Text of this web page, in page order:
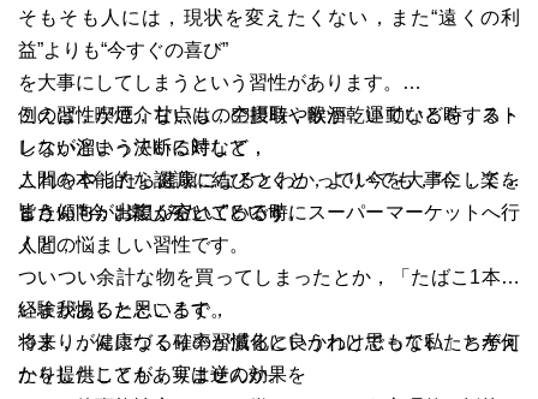
そもそも人には，現状を変えたくない，また“遠くの利
益”よりも“今すぐの喜び”
を大事にしてしまうという習性があります。
例えば，喫煙，甘いものの摂取，飲酒，運動などをする・
しないという決断に対して，
これをやったら健康になるとわかっていても，“今，楽を
したい”“今，楽しみたい”という
人間の悩ましい習性です。
この習性が厄介な点は，空腹時や喉が乾いている時，スト
レスが溜まっている時など，
人間の本能的な認識に結びつくと，より今を大事にしてし
まう傾向が出てくるところです。
皆さんも，お腹が空いている時にスーパーマーケットへ行
くと，
ついつい余計な物を買ってしまったとか，「たばこ1本を
いま我慢したところで，
将来，がんになる確率が減るというわけでもない」と考え
たりしたことがありませんか。
経験があると思います。
つまり，健康づくりの習慣化に良かれと思って私たちが何
かを提供しても，実は逆の効果を